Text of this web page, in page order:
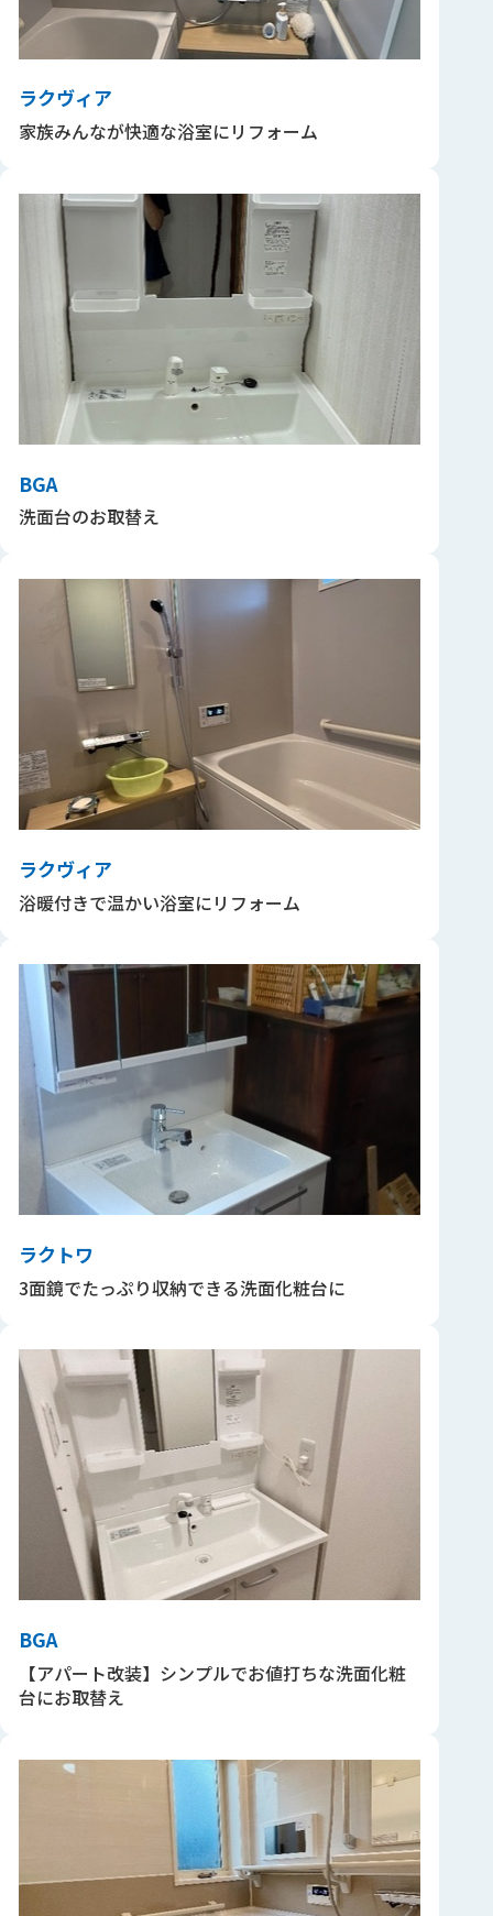
ラクヴィア
家族みんなが快適な浴室にリフォーム
BGA
洗面台のお取替え
ラクヴィア
浴暖付きで温かい浴室にリフォーム
ラクトワ
3面鏡でたっぷり収納できる洗面化粧台に
BGA
【アパート改装】シンプルでお値打ちな洗面化粧
台にお取替え